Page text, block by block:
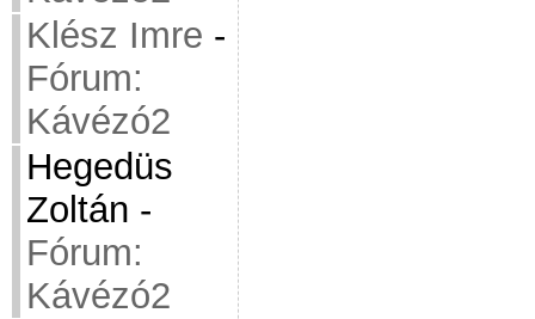
Klész Imre -
Fórum:
Kávézó2
Hegedüs
Zoltán -
Fórum:
Kávézó2